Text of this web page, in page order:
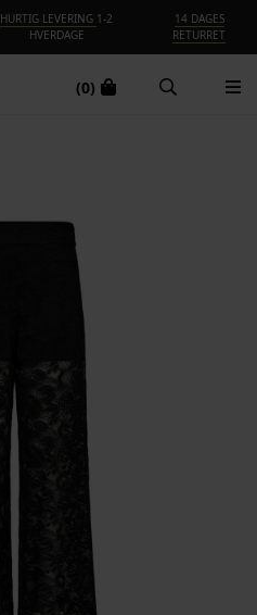
HURTIG LEVERING 1-2
HVERDAGE
14 DAGES
RETURRET
(0)